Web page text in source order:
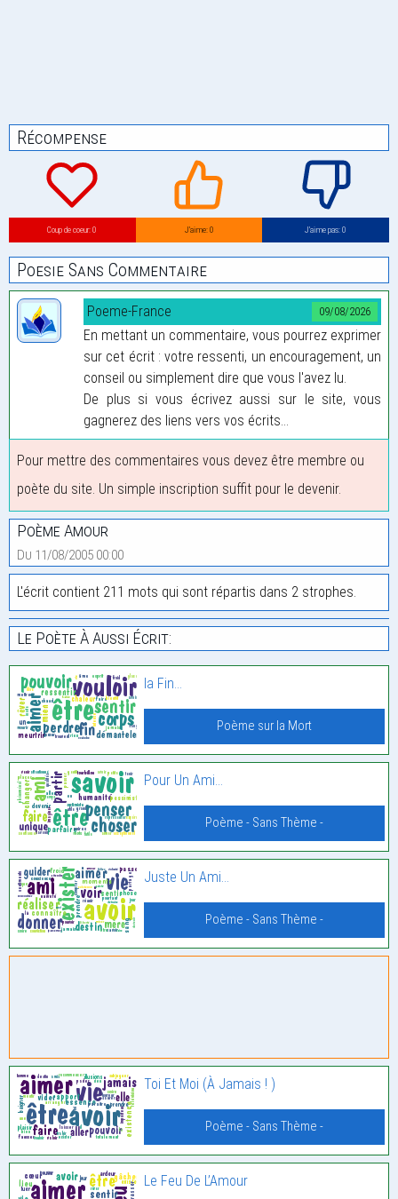
Récompense
Coup de coeur: 0 J’aime: 0 J’aime pas: 0
Poesie Sans Commentaire
09/08/2026
Poeme-France
En mettant un commentaire, vous pourrez exprimer
sur cet écrit : votre ressenti, un encouragement, un
conseil ou simplement dire que vous l'avez lu.
De plus si vous écrivez aussi sur le site, vous
gagnerez des liens vers vos écrits...
Pour mettre des commentaires vous devez être membre ou
poète du site. Un simple inscription suffit pour le devenir.
Poème Amour
Du 11/08/2005 00:00
L'écrit contient 211 mots qui sont répartis dans 2 strophes.
Le Poète À Aussi Écrit:
la Fin…
Poème sur la Mort
Pour Un Ami…
Poème - Sans Thème -
Juste Un Ami…
Poème - Sans Thème -
Toi Et Moi (À Jamais ! )
Poème - Sans Thème -
Le Feu De L’Amour